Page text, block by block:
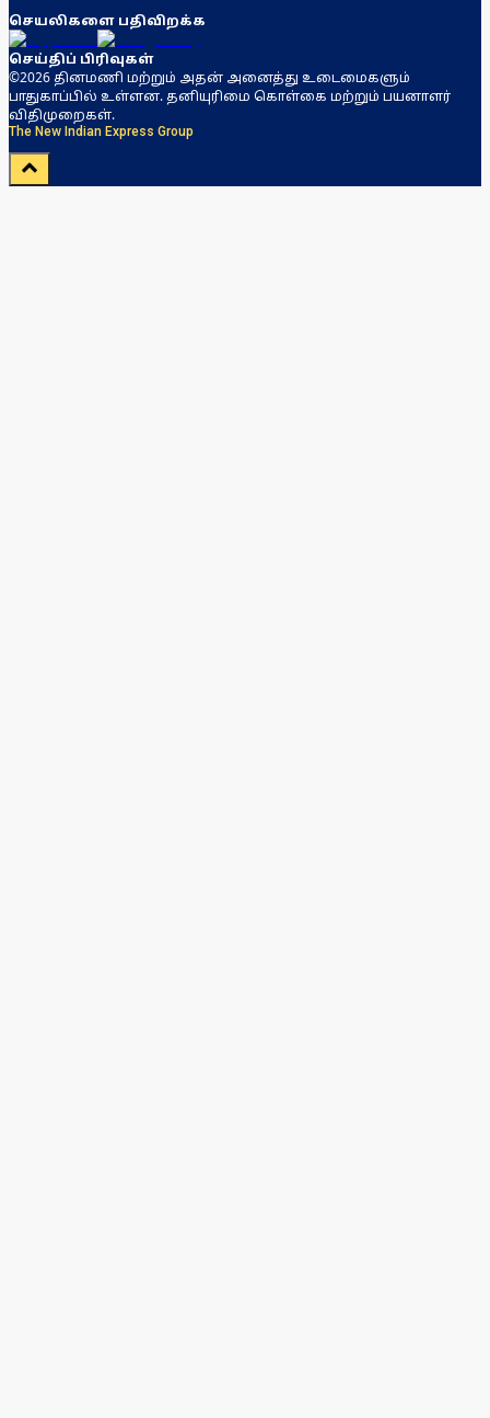
செயலிகளை பதிவிறக்க
செய்திப் பிரிவுகள்
©2026 தினமணி மற்றும் அதன் அனைத்து உடைமைகளும்
பாதுகாப்பில் உள்ளன. தனியுரிமை கொள்கை மற்றும் பயனாளர்
விதிமுறைகள்.
The New Indian Express Group